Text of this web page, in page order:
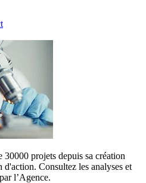
projets depuis sa création
d'action. Consultez les analyses et
l’Agence.